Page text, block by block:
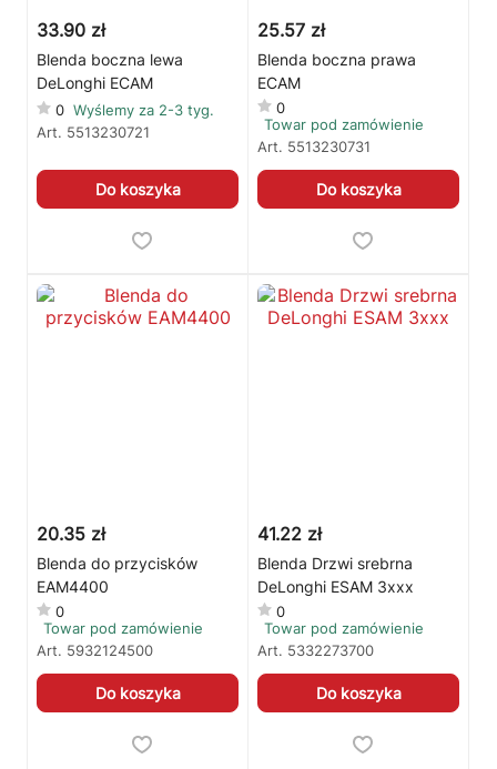
33.90 zł
Blenda boczna lewa
DeLonghi ECAM
0 Wyślemy za 2-3 tyg.
Art. 5513230721
Do koszyka
25.57 zł
Blenda boczna prawa
ECAM
0
Towar pod zamówienie
Art. 5513230731
Do koszyka
20.35 zł
Blenda do przycisków
EAM4400
0
Towar pod zamówienie
Art. 5932124500
Do koszyka
41.22 zł
Blenda Drzwi srebrna
DeLonghi ESAM 3xxx
0
Towar pod zamówienie
Art. 5332273700
Do koszyka
🛒Jak kupić w sklepie? 🧴Odkamienianie
🗹 Reklamacja naprawy 📦